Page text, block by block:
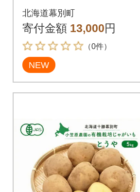
ね・玉ねぎ)各3kg《秋
出荷先行予約》[53690
949]
北海道幕別町
寄付金額 13,000円
（0件）
NEW